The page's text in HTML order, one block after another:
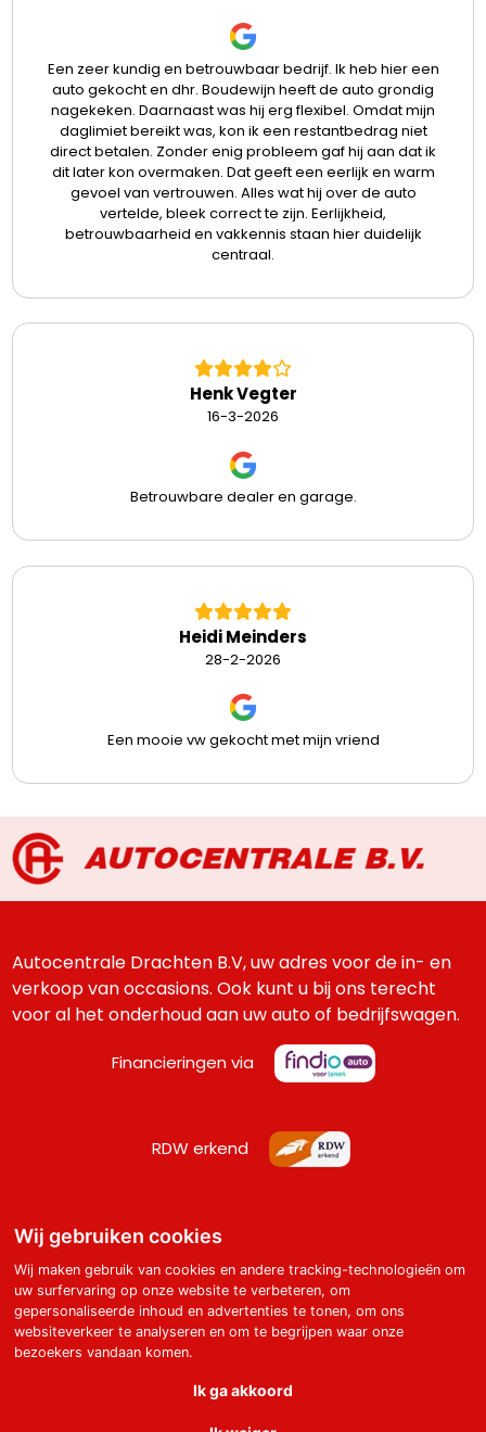
Een zeer kundig en betrouwbaar bedrijf. Ik heb hier een
auto gekocht en dhr. Boudewijn heeft de auto grondig
nagekeken. Daarnaast was hij erg flexibel. Omdat mijn
daglimiet bereikt was, kon ik een restantbedrag niet
direct betalen. Zonder enig probleem gaf hij aan dat ik
dit later kon overmaken. Dat geeft een eerlijk en warm
gevoel van vertrouwen. Alles wat hij over de auto
vertelde, bleek correct te zijn. Eerlijkheid,
betrouwbaarheid en vakkennis staan hier duidelijk
centraal.
Henk Vegter
16-3-2026
Betrouwbare dealer en garage.
Heidi Meinders
28-2-2026
Een mooie vw gekocht met mijn vriend
Autocentrale Drachten B.V, uw adres voor de in- en
verkoop van occasions. Ook kunt u bij ons terecht
voor al het onderhoud aan uw auto of bedrijfswagen.
Financieringen via
RDW erkend
Meer aanbod op
Adres
Moleneind ZZ 195 - 197 | 9203 ZZ Drachten
Wij gebruiken cookies
Wij maken gebruik van cookies en andere tracking-technologieën om
uw surfervaring op onze website te verbeteren, om
gepersonaliseerde inhoud en advertenties te tonen, om ons
websiteverkeer te analyseren en om te begrijpen waar onze
bezoekers vandaan komen.
Ik ga akkoord